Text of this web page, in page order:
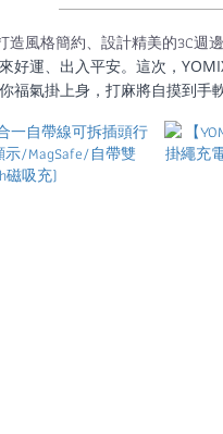
風格簡約、設計精美的3C週
運、出入平安。這次，
福氣掛上身，打麻將自摸到手